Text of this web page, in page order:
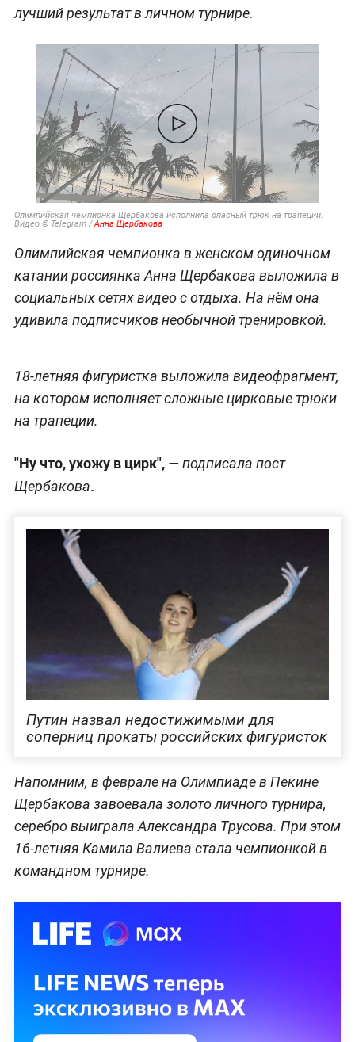
лучший результат в личном турнире.
Олимпийская чемпионка Щербакова исполнила опасный трюк на трапеции.
Видео © Telegram /Анна Щербакова
Олимпийская чемпионка в женском одиночном
катании россиянка Анна Щербакова выложила в
социальных сетях видео с отдыха. На нём она
удивила подписчиков необычной тренировкой.
18-летняя фигуристка выложила видеофрагмент,
на котором исполняет сложные цирковые трюки
на трапеции.
"Ну что, ухожу в цирк",— подписала пост
Щербакова.
Путин назвал недостижимыми для
соперниц прокаты российских фигуристок
Напомним, в феврале на Олимпиаде в Пекине
Щербакова завоевала золото личного турнира,
серебро выиграла Александра Трусова. При этом
16-летняя Камила Валиева стала чемпионкой в
командном турнире.